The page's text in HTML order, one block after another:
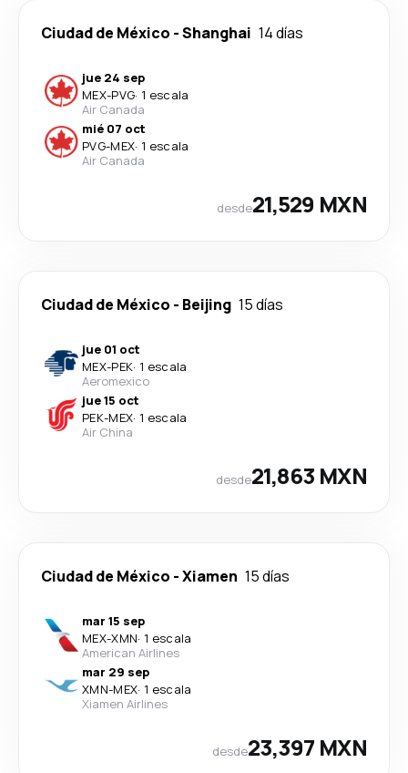
Ciudad de México -Shanghai 14 días
jue 24 sep
MEX-PVG· 1 escala
Air Canada
mié 07 oct
PVG-MEX· 1 escala
Air Canada
desde21,529 MXN
Ciudad de México - Beijing 15 días
jue 01 oct
MEX-PEK· 1 escala
Aeromexico
jue 15 oct
PEK-MEX· 1 escala
Air China
desde21,863 MXN
Ciudad de México -Xiamen 15 días
mar 15 sep
MEX-XMN· 1 escala
American Airlines
mar 29 sep
XMN-MEX· 1 escala
Xiamen Airlines
desde23,397 MXN